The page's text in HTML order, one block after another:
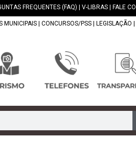
FREQUENTES (FAQ) V-LIBRAS FALE
MUNICIPAIS CONCURSOS/PSS LEGISLAÇÃO